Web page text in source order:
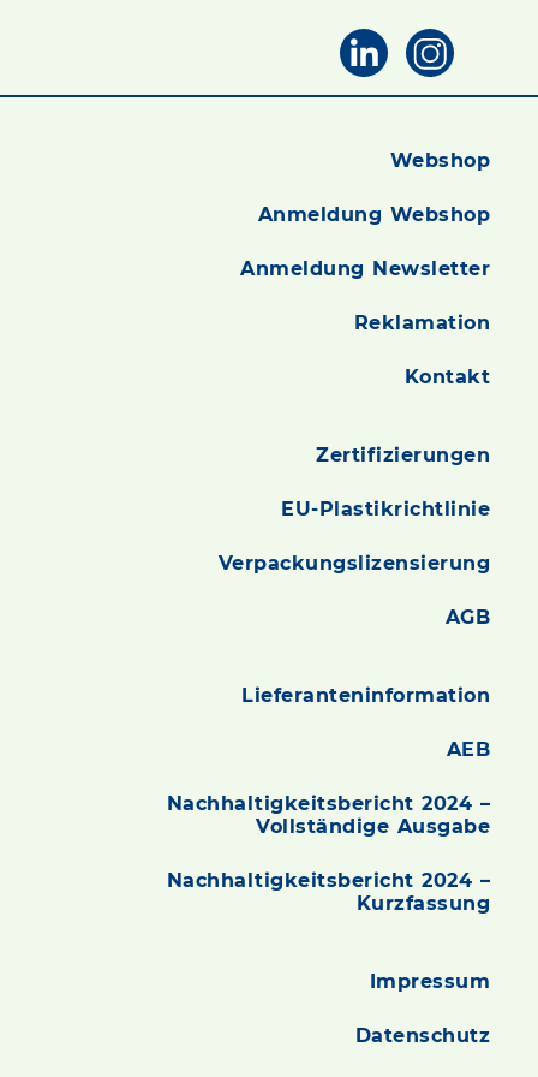
Webshop
Anmeldung Webshop
Anmeldung Newsletter
Reklamation
Kontakt
Zertifizierungen
EU-Plastikrichtlinie
Verpackungslizensierung
AGB
Lieferanteninformation
AEB
Nachhaltigkeitsbericht 2024 –
Vollständige Ausgabe
Nachhaltigkeitsbericht 2024 –
Kurzfassung
Impressum
Datenschutz